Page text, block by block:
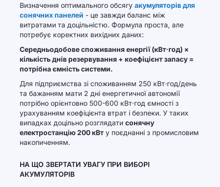
Визначення оптимального обсягу акумуляторів для
сонячних панелей - це завжди баланс між
витратами та доцільністю. Формула проста, але
потребує коректних вихідних даних:
Середньодобове споживання енергії (кВт·год) ×
кількість днів резервування + коефіцієнт запасу =
потрібна ємність системи.
Для підприємства зі споживанням 250 кВт·год/день
та бажанням мати 2 дні енергетичної автономії
потрібно орієнтовно 500-600 кВт·год ємності з
урахуванням коефіцієнта втрат і безпеки. У таких
випадках доцільно розглядати сонячну
електростанцію 200 кВт у поєднанні з промисловим
накопиченням.
НА ЩО ЗВЕРТАТИ УВАГУ ПРИ ВИБОРІ
АКУМУЛЯТОРІВ